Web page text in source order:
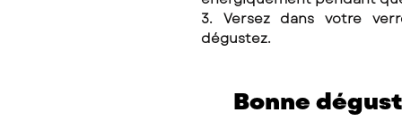
3. Versez dans votre
dégustez.
Bonne